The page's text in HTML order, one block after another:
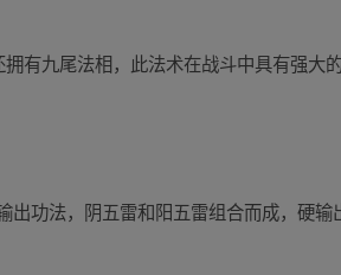
有九尾法相，此法术在战斗中具有强大
功法，阴五雷和阳五雷组合而成，硬输